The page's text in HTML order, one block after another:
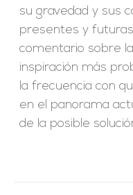
su gravedad y sus
presentes y
comentario sobre
inspiración más
la frecuencia con
en el panorama
de la posible